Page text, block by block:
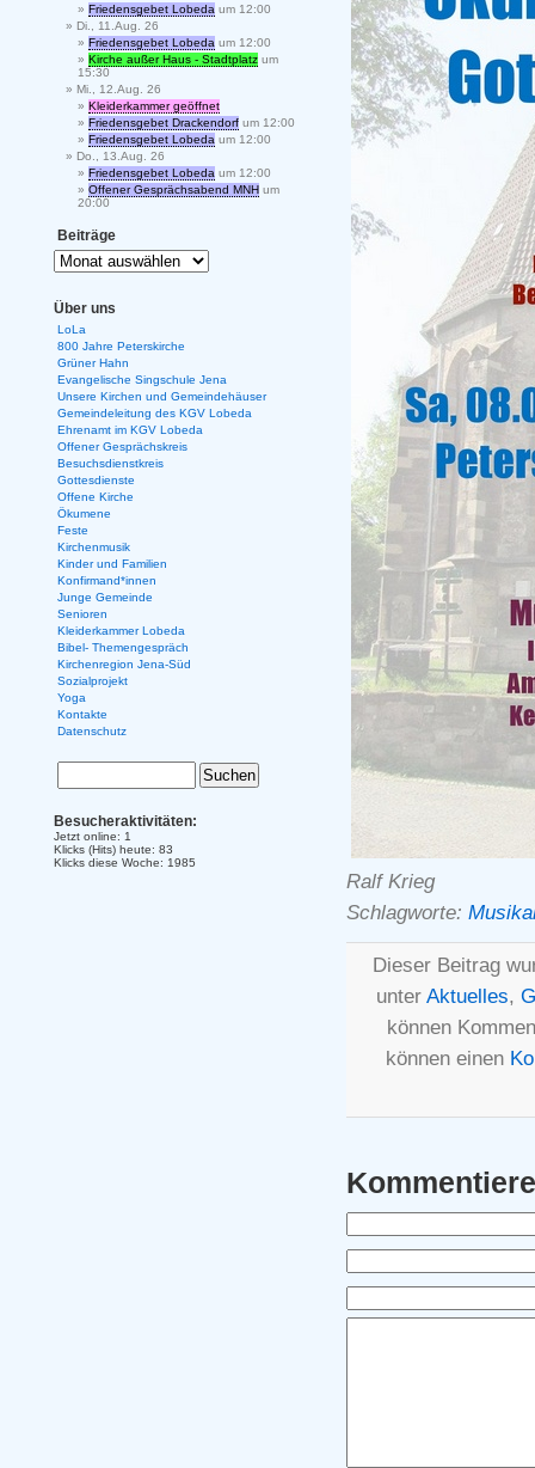
Ralf Krieg
Schlagworte:
Dieser Beitrag
unter Aktuelles,
können
können einen
Friedensgebet Lobeda um 12:00
Di., 11.Aug. 26
Friedensgebet Lobeda um 12:00
Kirche außer Haus - Stadtplatz um
15:30
Mi., 12.Aug. 26
Kleiderkammer geöffnet
Friedensgebet Drackendorf um 12:00
Friedensgebet Lobeda um 12:00
Do., 13.Aug. 26
Friedensgebet Lobeda um 12:00
Offener Gesprächsabend MNH um
20:00
Beiträge
Über uns
LoLa
800 Jahre Peterskirche
Grüner Hahn
Evangelische Singschule Jena
Unsere Kirchen und Gemeindehäuser
Gemeindeleitung des KGV Lobeda
Ehrenamt im KGV Lobeda
Offener Gesprächskreis
Besuchsdienstkreis
Gottesdienste
Offene Kirche
Ökumene
Feste
Kirchenmusik
Kinder und Familien
Konfirmand*innen
Junge Gemeinde
Senioren
Kleiderkammer Lobeda
Bibel- Themengespräch
Kirchenregion Jena-Süd
Sozialprojekt
Yoga
Kontakte
Datenschutz
Besucheraktivitäten:
Jetzt online: 1
Klicks (Hits) heute: 83
Klicks diese Woche: 1985